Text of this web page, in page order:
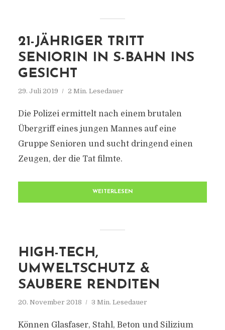
21-JÄHRIGER TRITT
SENIORIN IN S-BAHN INS
GESICHT
29. Juli 2019 2 Min. Lesedauer
Die Polizei ermittelt nach einem brutalen
Übergriff eines jungen Mannes auf eine
Gruppe Senioren und sucht dringend einen
Zeugen, der die Tat filmte.
WEITERLESEN
HIGH-TECH,
UMWELTSCHUTZ &
SAUBERE RENDITEN
20. November 2018 3 Min. Lesedauer
Können Glasfaser, Stahl, Beton und Silizium